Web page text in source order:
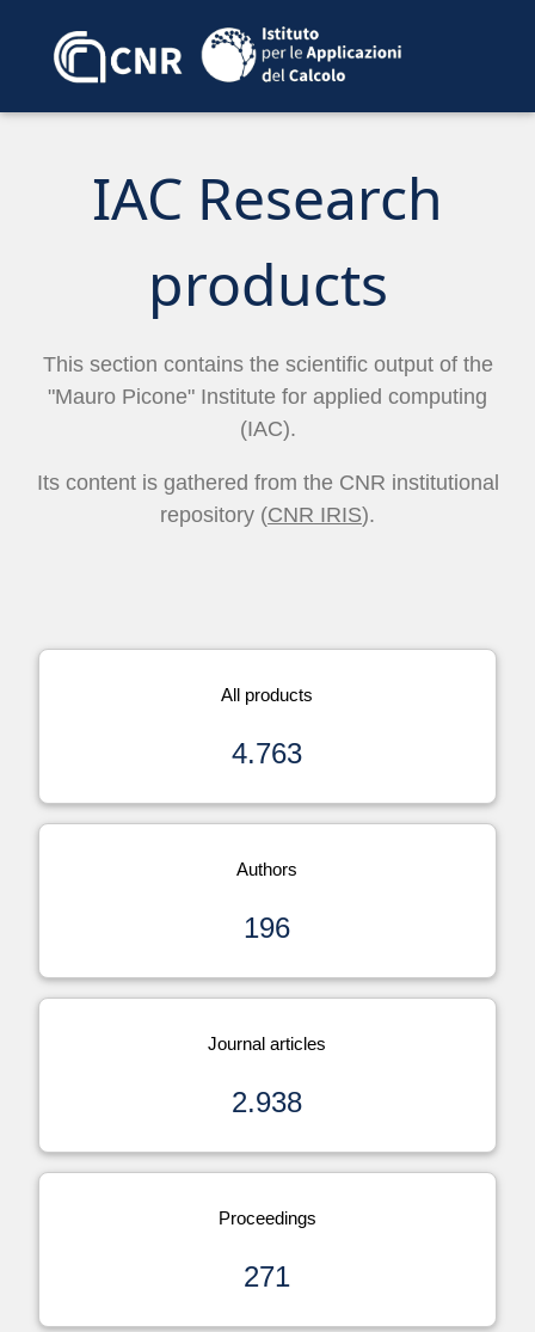
IAC Research
products
This section contains the scientific output of the
"Mauro Picone" Institute for applied computing
(IAC).
Its content is gathered from the CNR institutional
repository (CNR IRIS).
All products
4.763
Authors
196
Journal articles
2.938
Proceedings
271